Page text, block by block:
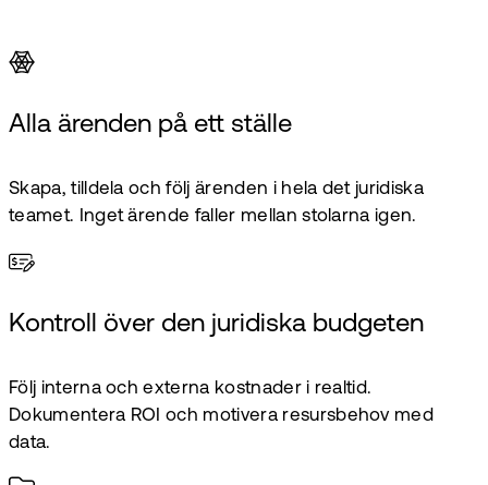
Alla ärenden på ett ställe
Skapa, tilldela och följ ärenden i hela det juridiska
teamet. Inget ärende faller mellan stolarna igen.
Kontroll över den juridiska budgeten
Följ interna och externa kostnader i realtid.
Dokumentera ROI och motivera resursbehov med
data.